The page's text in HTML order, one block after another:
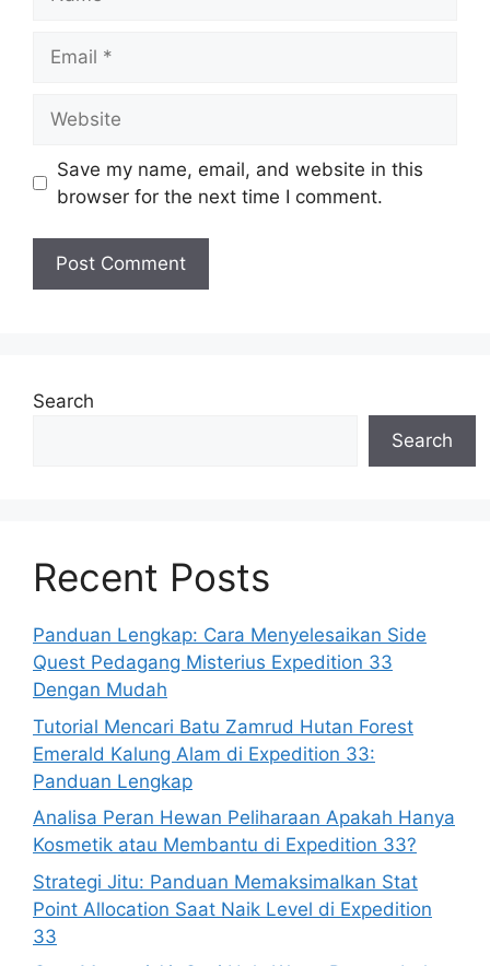
Save my name, email, and website in this
browser for the next time I comment.
Search
Search
Recent Posts
Panduan Lengkap: Cara Menyelesaikan Side
Quest Pedagang Misterius Expedition 33
Dengan Mudah
Tutorial Mencari Batu Zamrud Hutan Forest
Emerald Kalung Alam di Expedition 33:
Panduan Lengkap
Analisa Peran Hewan Peliharaan Apakah Hanya
Kosmetik atau Membantu di Expedition 33?
Strategi Jitu: Panduan Memaksimalkan Stat
Point Allocation Saat Naik Level di Expedition
33